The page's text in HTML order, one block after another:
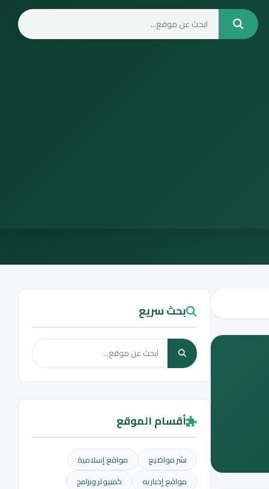
بحث سريع
أقسام الموقع
نشر مواضيع
مواقع إسلامية
مواقع إخباريه
كمبيوتر وبرامج